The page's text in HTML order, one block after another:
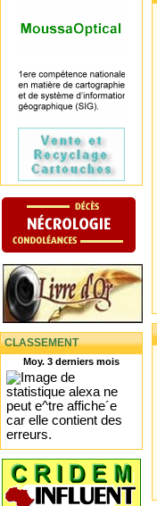
CLASSEMENT
Moy. 3 derniers mois